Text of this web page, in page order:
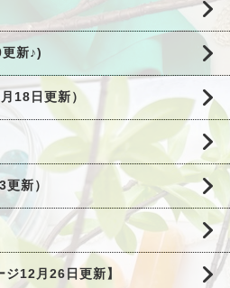
新♪)
18日更新）
新）
ジ12月26日更新】